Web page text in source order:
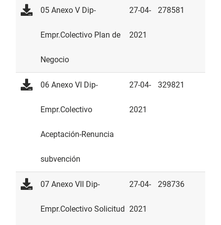
05 Anexo V Dip-
Empr.Colectivo Plan de
Negocio
27-04-
2021
278581
06 Anexo VI Dip-
Empr.Colectivo
Aceptación-Renuncia
subvención
27-04-
2021
329821
07 Anexo VII Dip-
Empr.Colectivo Solicitud
27-04-
2021
298736